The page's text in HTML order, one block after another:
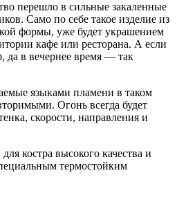
перешло в сильные закаленные
Само по себе такое изделие из
формы, уже будет украшением
кафе или ресторана. А если
да в вечернее время — так
языками пламени в таком
Огонь всегда будет
скорости, направления и
костра высокого качества и
термостойким